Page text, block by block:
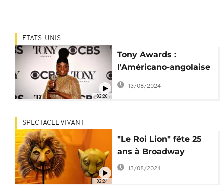
02:26
ETATS-UNIS
Tony Awards :
l'Américano-angolaise
Joaquina Kalukango
perce à Broadway
13/08/2024
02:24
SPECTACLE VIVANT
"Le Roi Lion" fête 25
ans à Broadway
13/08/2024